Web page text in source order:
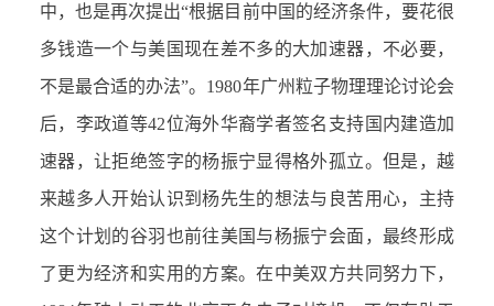
中，也是再次提出“根据目前中国的经济条件，要花很
多钱造一个与美国现在差不多的大加速器，不必要，
不是最合适的办法”。1980年广州粒子物理理论讨论会
后，李政道等42位海外华裔学者签名支持国内建造加
速器，让拒绝签字的杨振宁显得格外孤立。但是，越
来越多人开始认识到杨先生的想法与良苦用心，主持
这个计划的谷羽也前往美国与杨振宁会面，最终形成
了更为经济和实用的方案。在中美双方共同努力下，